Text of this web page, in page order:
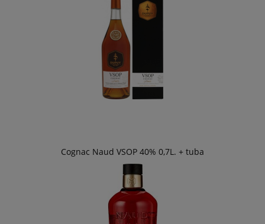
Cognac Naud VSOP 40% 0,7L. + tuba